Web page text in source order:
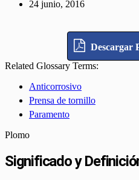
24 junio, 2016
Descargar
Related Glossary Terms:
Anticorrosivo
Prensa de tornillo
Paramento
Plomo
Significado y